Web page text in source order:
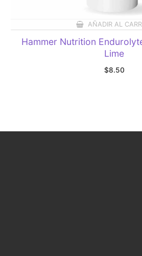
AÑADIR AL
Hammer Nutrition
Lime
$8.50